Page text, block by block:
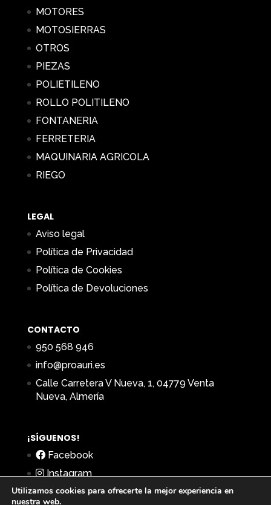
MOTORES
MOTOSIERRAS
OTROS
PIEZAS
POLIETILENO
ROLLO POLITILENO
FONTANERIA
FERRETERIA
MAQUINARIA AGRICOLA
RIEGO
LEGAL
Aviso legal
Política de Privacidad
Política de Cookies
Política de Devoluciones
CONTACTO
950 568 946
info@proauri.es
Calle Carretera V Nueva, 1, 04779 Venta
Nueva, Almería
¡SÍGUENOS!
Facebook
Instagram
Utilizamos cookies para ofrecerte la mejor experiencia en
nuestra web.